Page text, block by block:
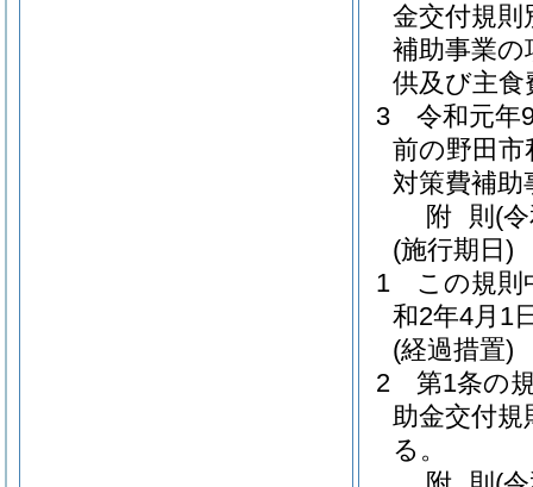
金交付規則
補助事業の
供及び主
3
令和元年
前の野田市
対策費補
附 則 (
(施行期日)
1
この規則
和2年4月1
(経過措置)
2
第1条の
助金交付規
る。